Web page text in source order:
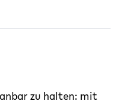
zu halten: mit